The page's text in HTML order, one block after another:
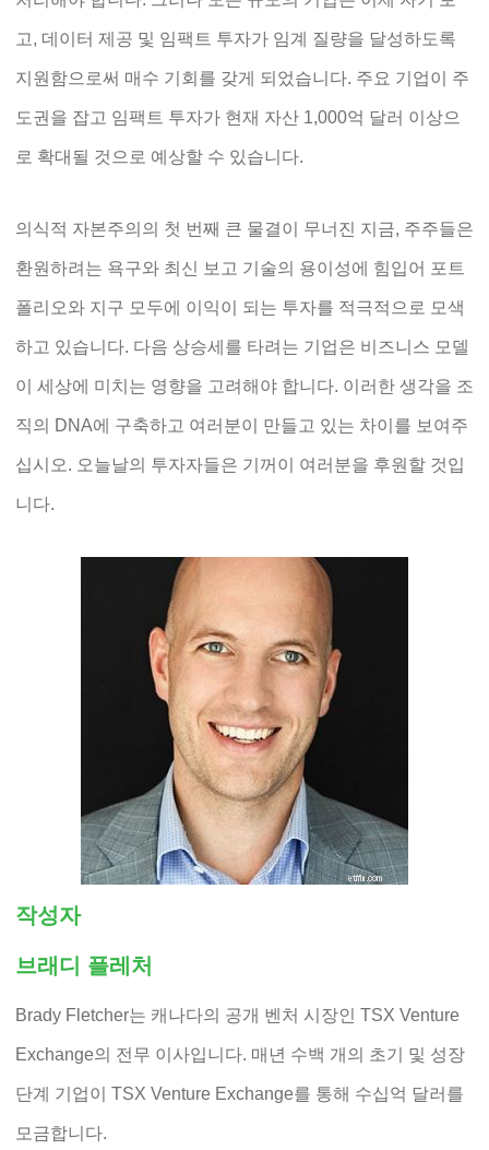
고, 데이터 제공 및 임팩트 투자가 임계 질량을 달성하도록
지원함으로써 매수 기회를 갖게 되었습니다. 주요 기업이 주
도권을 잡고 임팩트 투자가 현재 자산 1,000억 달러 이상으
로 확대될 것으로 예상할 수 있습니다.
의식적 자본주의의 첫 번째 큰 물결이 무너진 지금, 주주들은
환원하려는 욕구와 최신 보고 기술의 용이성에 힘입어 포트
폴리오와 지구 모두에 이익이 되는 투자를 적극적으로 모색
하고 있습니다. 다음 상승세를 타려는 기업은 비즈니스 모델
이 세상에 미치는 영향을 고려해야 합니다. 이러한 생각을 조
직의 DNA에 구축하고 여러분이 만들고 있는 차이를 보여주
십시오. 오늘날의 투자자들은 기꺼이 여러분을 후원할 것입
니다.
작성자
브래디 플레처
Brady Fletcher는 캐나다의 공개 벤처 시장인 TSX Venture
Exchange의 전무 이사입니다. 매년 수백 개의 초기 및 성장
단계 기업이 TSX Venture Exchange를 통해 수십억 달러를
모금합니다.